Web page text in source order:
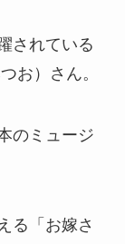
されている
お）さん。
のミュージ
る「お嫁さ